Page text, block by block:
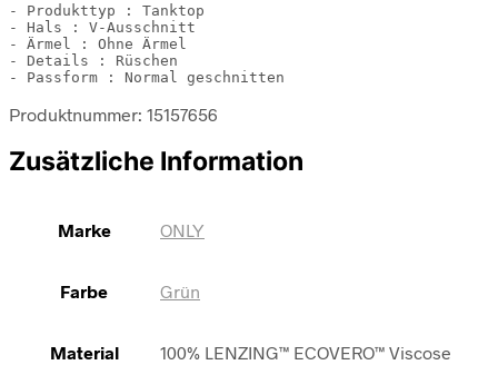
- Produkttyp : Tanktop
- Hals : V-Ausschnitt
- Ärmel : Ohne Ärmel
- Details : Rüschen
- Passform : Normal geschnitten
Produktnummer: 15157656
Zusätzliche Information
Marke ONLY
Farbe Grün
Material 100% LENZING™ ECOVERO™ Viscose